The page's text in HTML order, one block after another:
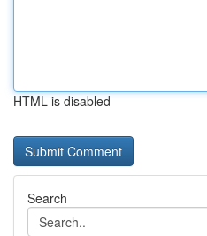
HTML is disabled
Search